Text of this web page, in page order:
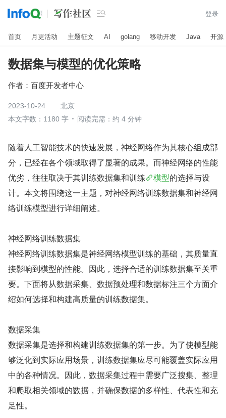
 登录
首页 月更活动 主题征文 AI golang 移动开发 Java 开源
数据集与模型的优化策略
作者： 百度开发者中心
2023-10-24
北京
本文字数：1180 字
阅读完需：约 4 分钟
随着人工智能技术的快速发展，神经网络作为其核心组成部
分，已经在各个领域取得了显著的成果。而神经网络的性能
优劣，往往取决于其训练数据集和训练
模型的选择与设
计。本文将围绕这一主题，对神经网络训练数据集和神经网
络训练模型进行详细阐述。
神经网络训练数据集
神经网络训练数据集是神经网络模型训练的基础，其质量直
接影响到模型的性能。因此，选择合适的训练数据集至关重
要。下面将从数据采集、数据预处理和数据标注三个方面介
绍如何选择和构建高质量的训练数据集。
数据采集
数据采集是选择和构建训练数据集的第一步。为了使模型能
够泛化到实际应用场景，训练数据集应尽可能覆盖实际应用
中的各种情况。因此，数据采集过程中需要广泛搜集、整理
和爬取相关领域的数据，并确保数据的多样性、代表性和充
足性。